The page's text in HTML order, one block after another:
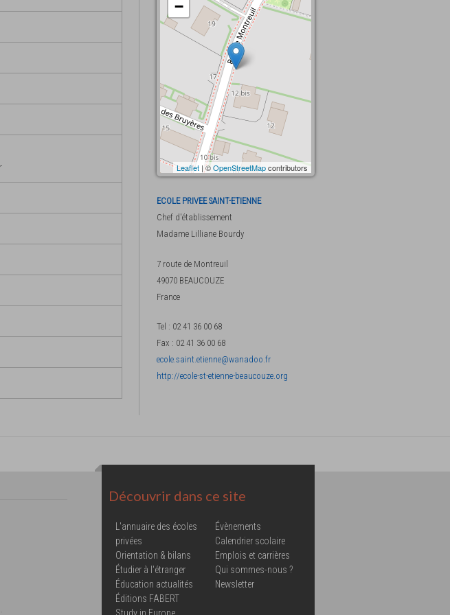
−
Leaflet | ©OpenStreetMapcontributors
ECOLE PRIVEE SAINT-ETIENNE
Chef d'établissement
Madame Lilliane Bourdy
7 route de Montreuil
49070 BEAUCOUZE
France
Tel : 02 41 36 00 68
Fax : 02 41 36 00 68
ecole.saint.etienne@wanadoo.fr
http://ecole-st-etienne-beaucouze.org
Découvrir dans ce site
L'annuaire des écoles
privées
Orientation & bilans
Étudier à l'étranger
Éducation actualités
Éditions FABERT
Évènements
Calendrier scolaire
Emplois et carrières
Qui sommes-nous ?
Newsletter